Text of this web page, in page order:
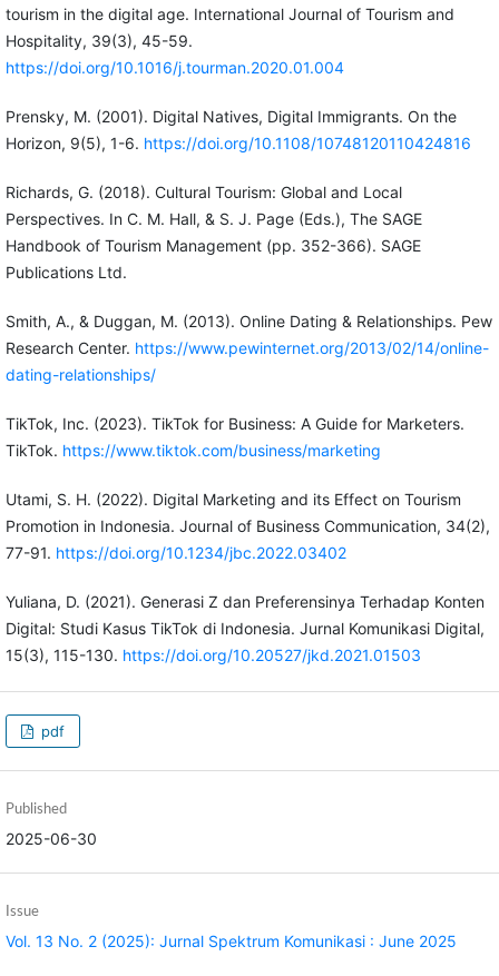
tourism in the digital age. International Journal of Tourism and
Hospitality, 39(3), 45-59.
https://doi.org/10.1016/j.tourman.2020.01.004
Prensky, M. (2001). Digital Natives, Digital Immigrants. On the
Horizon, 9(5), 1-6. https://doi.org/10.1108/10748120110424816
Richards, G. (2018). Cultural Tourism: Global and Local
Perspectives. In C. M. Hall, & S. J. Page (Eds.), The SAGE
Handbook of Tourism Management (pp. 352-366). SAGE
Publications Ltd.
Smith, A., & Duggan, M. (2013). Online Dating & Relationships. Pew
Research Center. https://www.pewinternet.org/2013/02/14/online-
dating-relationships/
TikTok, Inc. (2023). TikTok for Business: A Guide for Marketers.
TikTok. https://www.tiktok.com/business/marketing
Utami, S. H. (2022). Digital Marketing and its Effect on Tourism
Promotion in Indonesia. Journal of Business Communication, 34(2),
77-91. https://doi.org/10.1234/jbc.2022.03402
Yuliana, D. (2021). Generasi Z dan Preferensinya Terhadap Konten
Digital: Studi Kasus TikTok di Indonesia. Jurnal Komunikasi Digital,
15(3), 115-130. https://doi.org/10.20527/jkd.2021.01503
pdf
Published
2025-06-30
Issue
Vol. 13 No. 2 (2025): Jurnal Spektrum Komunikasi : June 2025